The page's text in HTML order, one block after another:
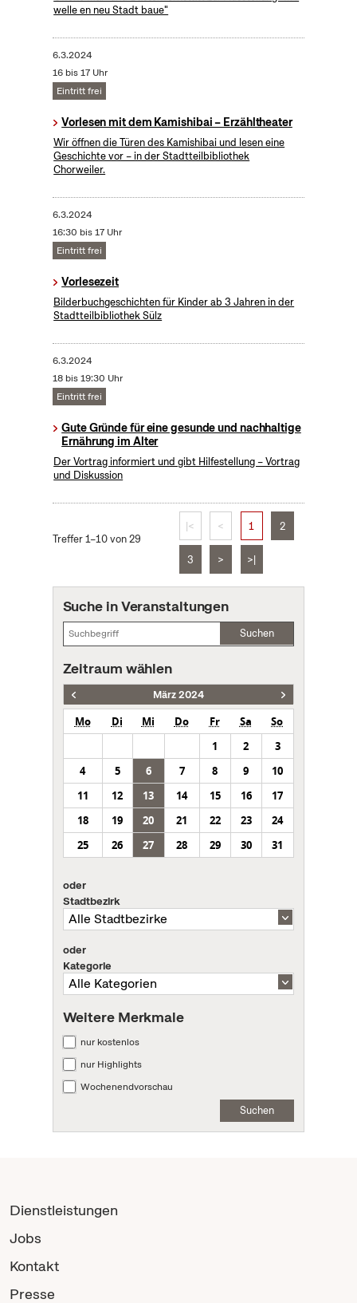
welle en neu Stadt baue"
6.3.2024
16 bis 17 Uhr
Eintritt frei
Vorlesen mit dem Kamishibai – Erzähltheater
Wir öffnen die Türen des Kamishibai und lesen eine
Geschichte vor – in der Stadtteilbibliothek
Chorweiler.
6.3.2024
16:30 bis 17 Uhr
Eintritt frei
Vorlesezeit
Bilderbuchgeschichten für Kinder ab 3 Jahren in der
Stadtteilbibliothek Sülz
6.3.2024
18 bis 19:30 Uhr
Eintritt frei
Gute Gründe für eine gesunde und nachhaltige
Ernährung im Alter
Der Vortrag informiert und gibt Hilfestellung – Vortrag
und Diskussion
Treffer 1–10 von 29
|< < 1 2
3 > >|
Suche in Veranstaltungen
Suchen
Zeitraum wählen
März 2024
Mo Di Mi Do Fr Sa
So
1
2
3
4
5 6 7 8 9
10
11
12 13 14 15 16
17
18
19 20 21 22 23
24
25
26 27 28 29 30 31
oder
Stadtbezirk
oder
Kategorie
Weitere Merkmale
nur kostenlos
nur Highlights
Wochenendvorschau
Suchen
Dienstleistungen
Jobs
Kontakt
Presse